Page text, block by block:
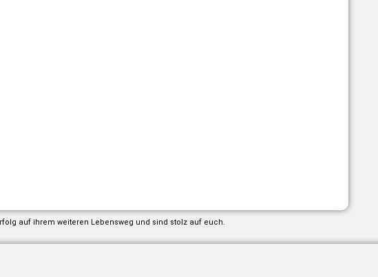
auf ihrem weiteren Lebensweg und sind stolz auf euch.